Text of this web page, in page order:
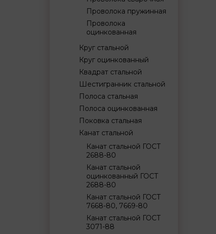
Проволока пружинная
Проволока
оцинкованная
Круг стальной
Круг оцинкованный
Квадрат стальной
Шестигранник стальной
Полоса стальная
Полоса оцинкованная
Поковка стальная
Канат стальной
Канат стальной ГОСТ
2688-80
Канат стальной
оцинкованный ГОСТ
2688-80
Канат стальной ГОСТ
7668-80, 7669-80
Канат стальной ГОСТ
3071-88